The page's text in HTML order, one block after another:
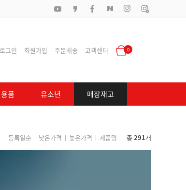
로그인 회원가입 주문배송 고객센터 0
용품 유소년 매장재고
등록일순 | 낮은가격 | 높은가격 | 제품명 총291개